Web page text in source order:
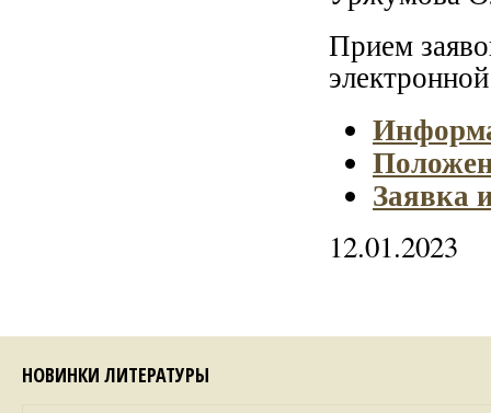
Прием
Заявка
12.01.2023
НОВИНКИ ЛИТЕРАТУРЫ